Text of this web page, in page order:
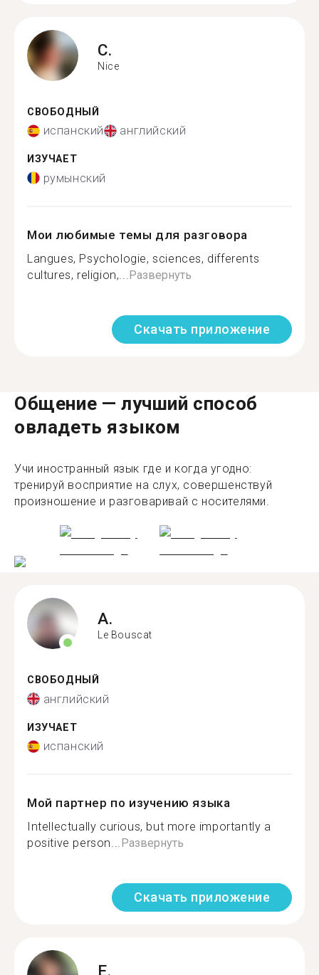
C.
Nice
СВОБОДНЫЙ
испанский английский
ИЗУЧАЕТ
румынский
Мои любимые темы для разговора
Langues, Psychologie, sciences, differents
cultures, religion,... Развернуть
Скачать приложение
Общение — лучший способ
овладеть языком
Учи иностранный язык где и когда угодно:
тренируй восприятие на слух, совершенствуй
произношение и разговаривай с носителями.
A.
Le Bouscat
СВОБОДНЫЙ
английский
ИЗУЧАЕТ
испанский
Мой партнер по изучению языка
Intellectually curious, but more importantly a
positive person...Развернуть
Скачать приложение
E.